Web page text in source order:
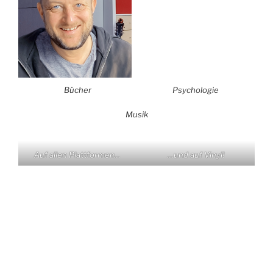
Bücher Psychologie
Musik
Auf allen Plattformen… …und auf Vinyl!